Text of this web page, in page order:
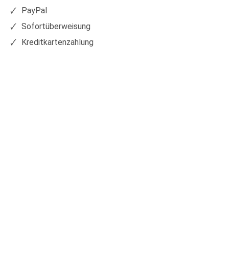
PayPal
Sofortüberweisung
Kreditkartenzahlung